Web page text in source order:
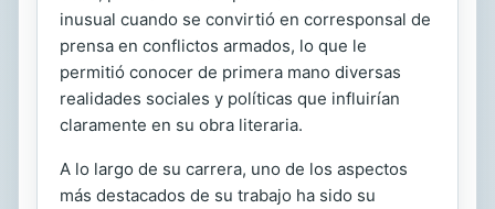
inusual cuando se convirtió en corresponsal de
prensa en conflictos armados, lo que le
permitió conocer de primera mano diversas
realidades sociales y políticas que influirían
claramente en su obra literaria.
A lo largo de su carrera, uno de los aspectos
más destacados de su trabajo ha sido su